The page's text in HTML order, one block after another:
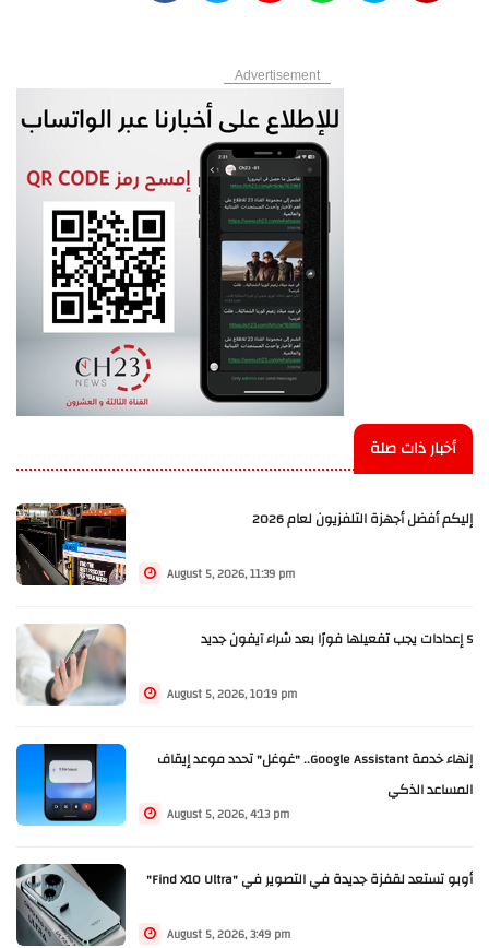
Advertisement
أخبار ذات صلة
إليكم أفضل أجهزة التلفزيون لعام 2026
August 5, 2026, 11:39 pm
5 إعدادات يجب تفعيلها فورًا بعد شراء آيفون جديد
August 5, 2026, 10:19 pm
إنهاء خدمة Google Assistant.. "غوغل" تحدد موعد إيقاف
المساعد الذكي
August 5, 2026, 4:13 pm
أوبو تستعد لقفزة جديدة في التصوير في "Find X10 Ultra"
August 5, 2026, 3:49 pm